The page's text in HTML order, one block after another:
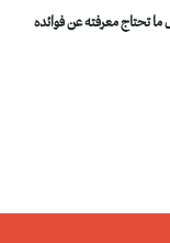
تحتاج معرفته عن فوائده